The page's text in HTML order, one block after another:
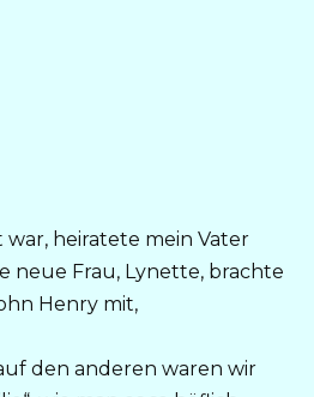
war, heiratete mein Vater
neue Frau, Lynette, brachte
Henry mit,
den anderen waren wir